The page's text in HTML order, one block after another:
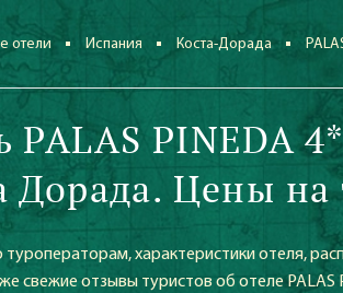
отели Испания Коста-Дорада
PALAS PINEDA
Дорада. Цены
туроператорам, характеристики отеля,
свежие отзывы туристов об отеле PALAS